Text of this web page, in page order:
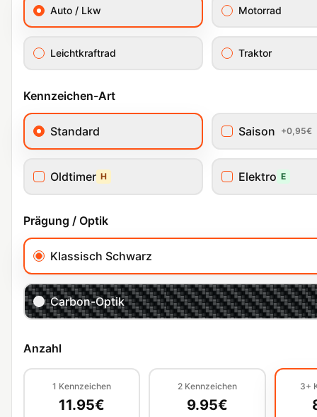
Auto / Lkw Motorrad
Leichtkraftrad Traktor
Kennzeichen-Art
Standard Saison +0,95€
Oldtimer H Elektro E
Prägung / Optik
Klassisch Schwarz
Carbon-Optik
Anzahl
1 Kennzeichen
11.95€
2 Kennzeichen
9.95€
3+